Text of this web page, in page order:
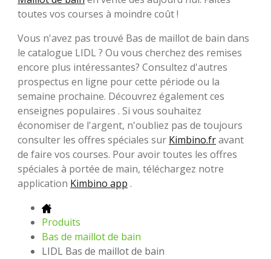
toutes vos courses à moindre coût !
Vous n'avez pas trouvé Bas de maillot de bain dans
le catalogue LIDL ? Ou vous cherchez des remises
encore plus intéressantes? Consultez d'autres
prospectus en ligne pour cette période ou la
semaine prochaine. Découvrez également ces
enseignes populaires . Si vous souhaitez
économiser de l'argent, n'oubliez pas de toujours
consulter les offres spéciales sur Kimbino.fravant
de faire vos courses. Pour avoir toutes les offres
spéciales à portée de main, téléchargez notre
application Kimbino app .
Produits
Bas de maillot de bain
LIDL Bas de maillot de bain